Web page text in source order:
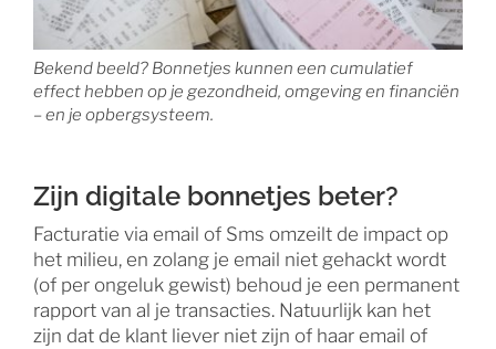
Bekend beeld? Bonnetjes kunnen een cumulatief
effect hebben op je gezondheid, omgeving en financiën
– en je opbergsysteem.
Zijn digitale bonnetjes beter?
Facturatie via email of Sms omzeilt de impact op
het milieu, en zolang je email niet gehackt wordt
(of per ongeluk gewist) behoud je een permanent
rapport van al je transacties. Natuurlijk kan het
zijn dat de klant liever niet zijn of haar email of